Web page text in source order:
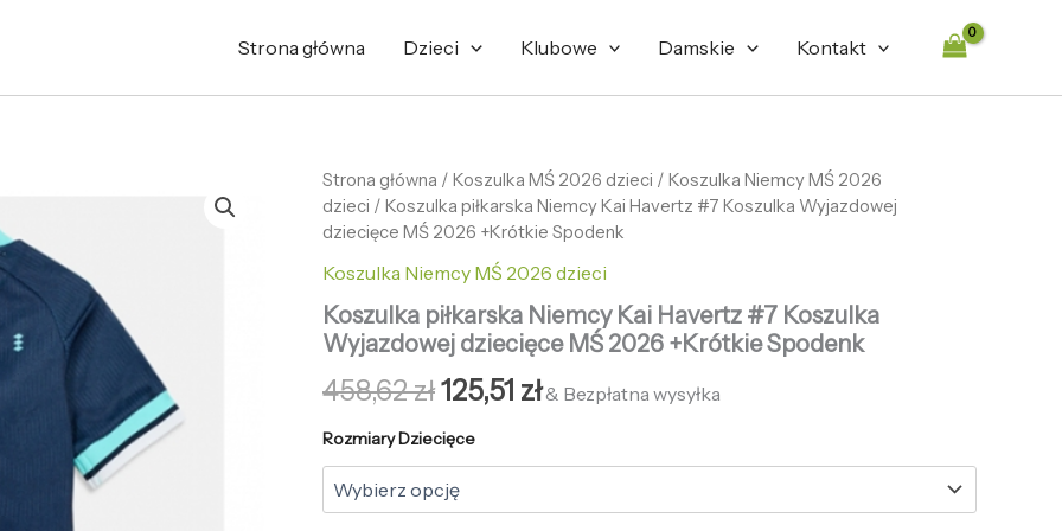
Strona główna Dzieci Klubowe Damskie Kontakt
Strona główna / Koszulka MŚ 2026 dzieci / Koszulka Niemcy MŚ 2026
dzieci / Koszulka piłkarska Niemcy Kai Havertz #7 Koszulka Wyjazdowej
dziecięce MŚ 2026 +Krótkie Spodenk
Koszulka Niemcy MŚ 2026 dzieci
Koszulka piłkarska Niemcy Kai Havertz #7 Koszulka
Wyjazdowej dziecięce MŚ 2026 +Krótkie Spodenk
458,62zł
Pierwotna
cena
wynosiła:
458,62 zł.
125,51 zł
Aktualna
cena
wynosi:
125,51 zł.
& Bezpłatna wysyłka
Rozmiary Dziecięce
ilość
Koszulka
piłkarska
Niemcy
Kai
#7
Koszulka
dziecięce
2026
+Krótkie
Spodenk